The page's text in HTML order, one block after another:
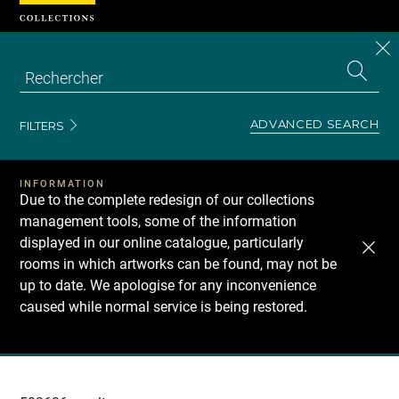
FILTERS ADVANCED SEARCH
INFORMATION
Due to the complete redesign of our collections
management tools, some of the information
displayed in our online catalogue, particularly
rooms in which artworks can be found, may not be
up to date. We apologise for any inconvenience
caused while normal service is being restored.
Recherche
Cookies management panel